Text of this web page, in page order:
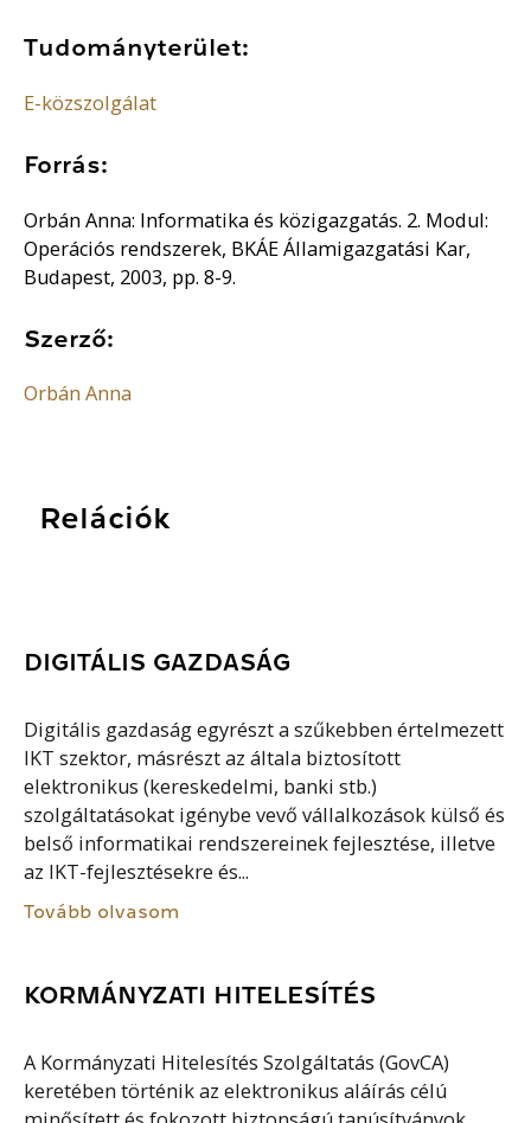
Tudományterület:
E-közszolgálat
Forrás:
Orbán Anna: Informatika és közigazgatás. 2. Modul:
Operációs rendszerek, BKÁE Államigazgatási Kar,
Budapest, 2003, pp. 8-9.
Szerző:
Orbán Anna
Relációk
DIGITÁLIS GAZDASÁG
Digitális gazdaság egyrészt a szűkebben értelmezett
IKT szektor, másrészt az általa biztosított
elektronikus (kereskedelmi, banki stb.)
szolgáltatásokat igénybe vevő vállalkozások külső és
belső informatikai rendszereinek fejlesztése, illetve
az IKT-fejlesztésekre és...
Tovább olvasom
KORMÁNYZATI HITELESÍTÉS
A Kormányzati Hitelesítés Szolgáltatás (GovCA)
keretében történik az elektronikus aláírás célú